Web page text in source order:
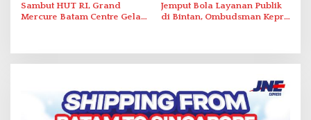
Sambut HUT RI, Grand
Mercure Batam Centre Gelar
Jemput Bola Layanan Publik
di Bintan, Ombudsman Kepri